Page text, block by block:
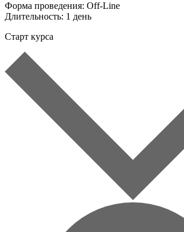
Форма проведения: Off-Line
Длительность: 1 день
Старт курса